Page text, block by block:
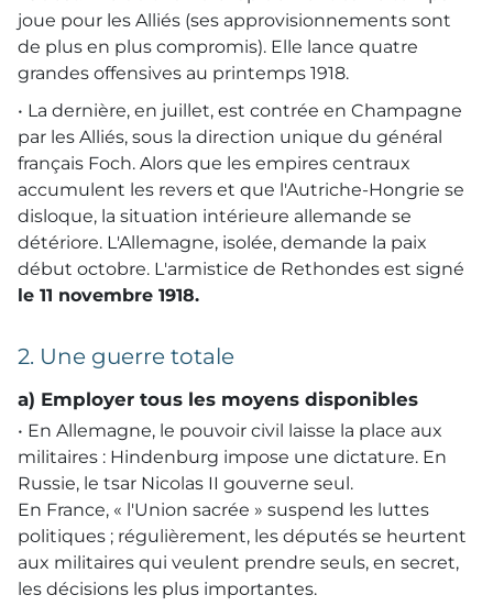
joue pour les Alliés (ses approvisionnements sont
de plus en plus compromis). Elle lance quatre
grandes offensives au printemps 1918.
• La dernière, en juillet, est contrée en Champagne
par les Alliés, sous la direction unique du général
français Foch. Alors que les empires centraux
accumulent les revers et que l'Autriche-Hongrie se
disloque, la situation intérieure allemande se
détériore. L'Allemagne, isolée, demande la paix
début octobre. L'armistice de Rethondes est signé
le 11 novembre 1918.
2. Une guerre totale
a) Employer tous les moyens disponibles
• En Allemagne, le pouvoir civil laisse la place aux
militaires : Hindenburg impose une dictature. En
Russie, le tsar Nicolas II gouverne seul.
En France, « l'Union sacrée » suspend les luttes
politiques ; régulièrement, les députés se heurtent
aux militaires qui veulent prendre seuls, en secret,
les décisions les plus importantes.